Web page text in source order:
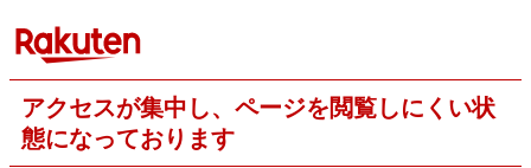
アクセスが集中し、ページを閲覧しにくい状
態になっております